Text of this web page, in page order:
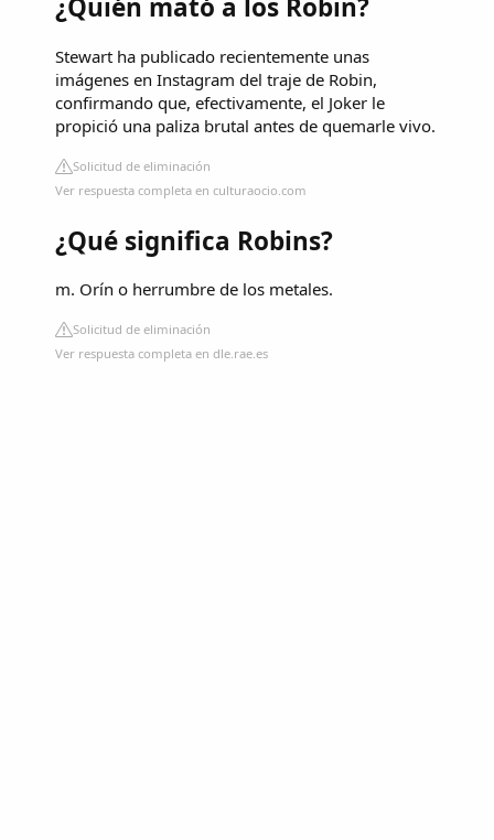
¿Quién mató a los Robin?
Stewart ha publicado recientemente unas
imágenes en Instagram del traje de Robin,
confirmando que, efectivamente, el Joker le
propició una paliza brutal antes de quemarle vivo.
Solicitud de eliminación
Ver respuesta completa en culturaocio.com
¿Qué significa Robins?
m. Orín o herrumbre de los metales.
Solicitud de eliminación
Ver respuesta completa en dle.rae.es